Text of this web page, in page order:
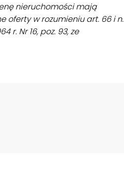
nieruchomości mają
oferty w rozumieniu art. 66 i n.
r. Nr 16, poz. 93, ze